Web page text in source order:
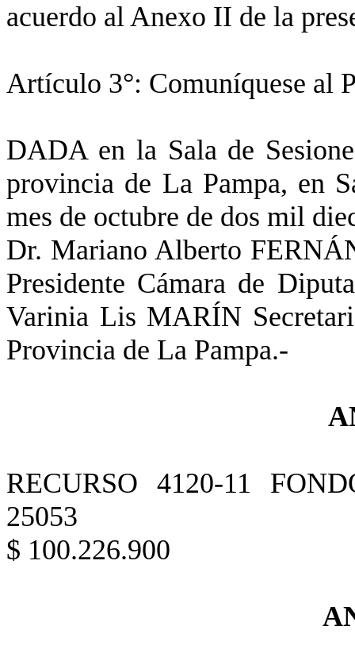
acuerdo al Anexo II de la
Artículo 3°: Comuníquese al
DADA en la Sala de
provincia de La Pampa, en
mes de octubre de dos mil
Dr. Mariano Alberto
Presidente Cámara de
Varinia Lis MARÍN
Provincia de La Pampa.-
RECURSO 4120-11
25053
$ 100.226.900